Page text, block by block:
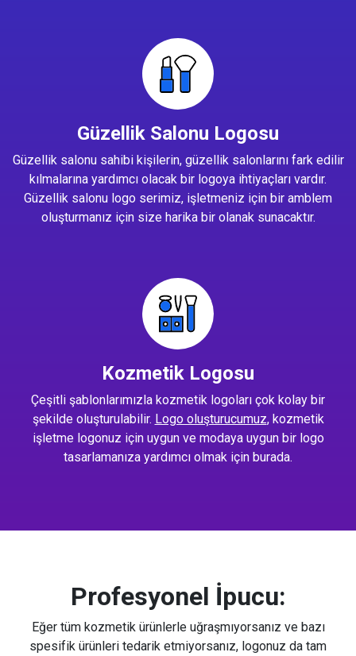
Güzellik Salonu Logosu
Güzellik salonu sahibi kişilerin, güzellik salonlarını fark edilir
kılmalarına yardımcı olacak bir logoya ihtiyaçları vardır.
Güzellik salonu logo serimiz, işletmeniz için bir amblem
oluşturmanız için size harika bir olanak sunacaktır.
Kozmetik Logosu
Çeşitli şablonlarımızla kozmetik logoları çok kolay bir
şekilde oluşturulabilir. Logo oluşturucumuz, kozmetik
işletme logonuz için uygun ve modaya uygun bir logo
tasarlamanıza yardımcı olmak için burada.
Profesyonel İpucu:
Eğer tüm kozmetik ürünlerle uğraşmıyorsanız ve bazı
spesifik ürünleri tedarik etmiyorsanız, logonuz da tam